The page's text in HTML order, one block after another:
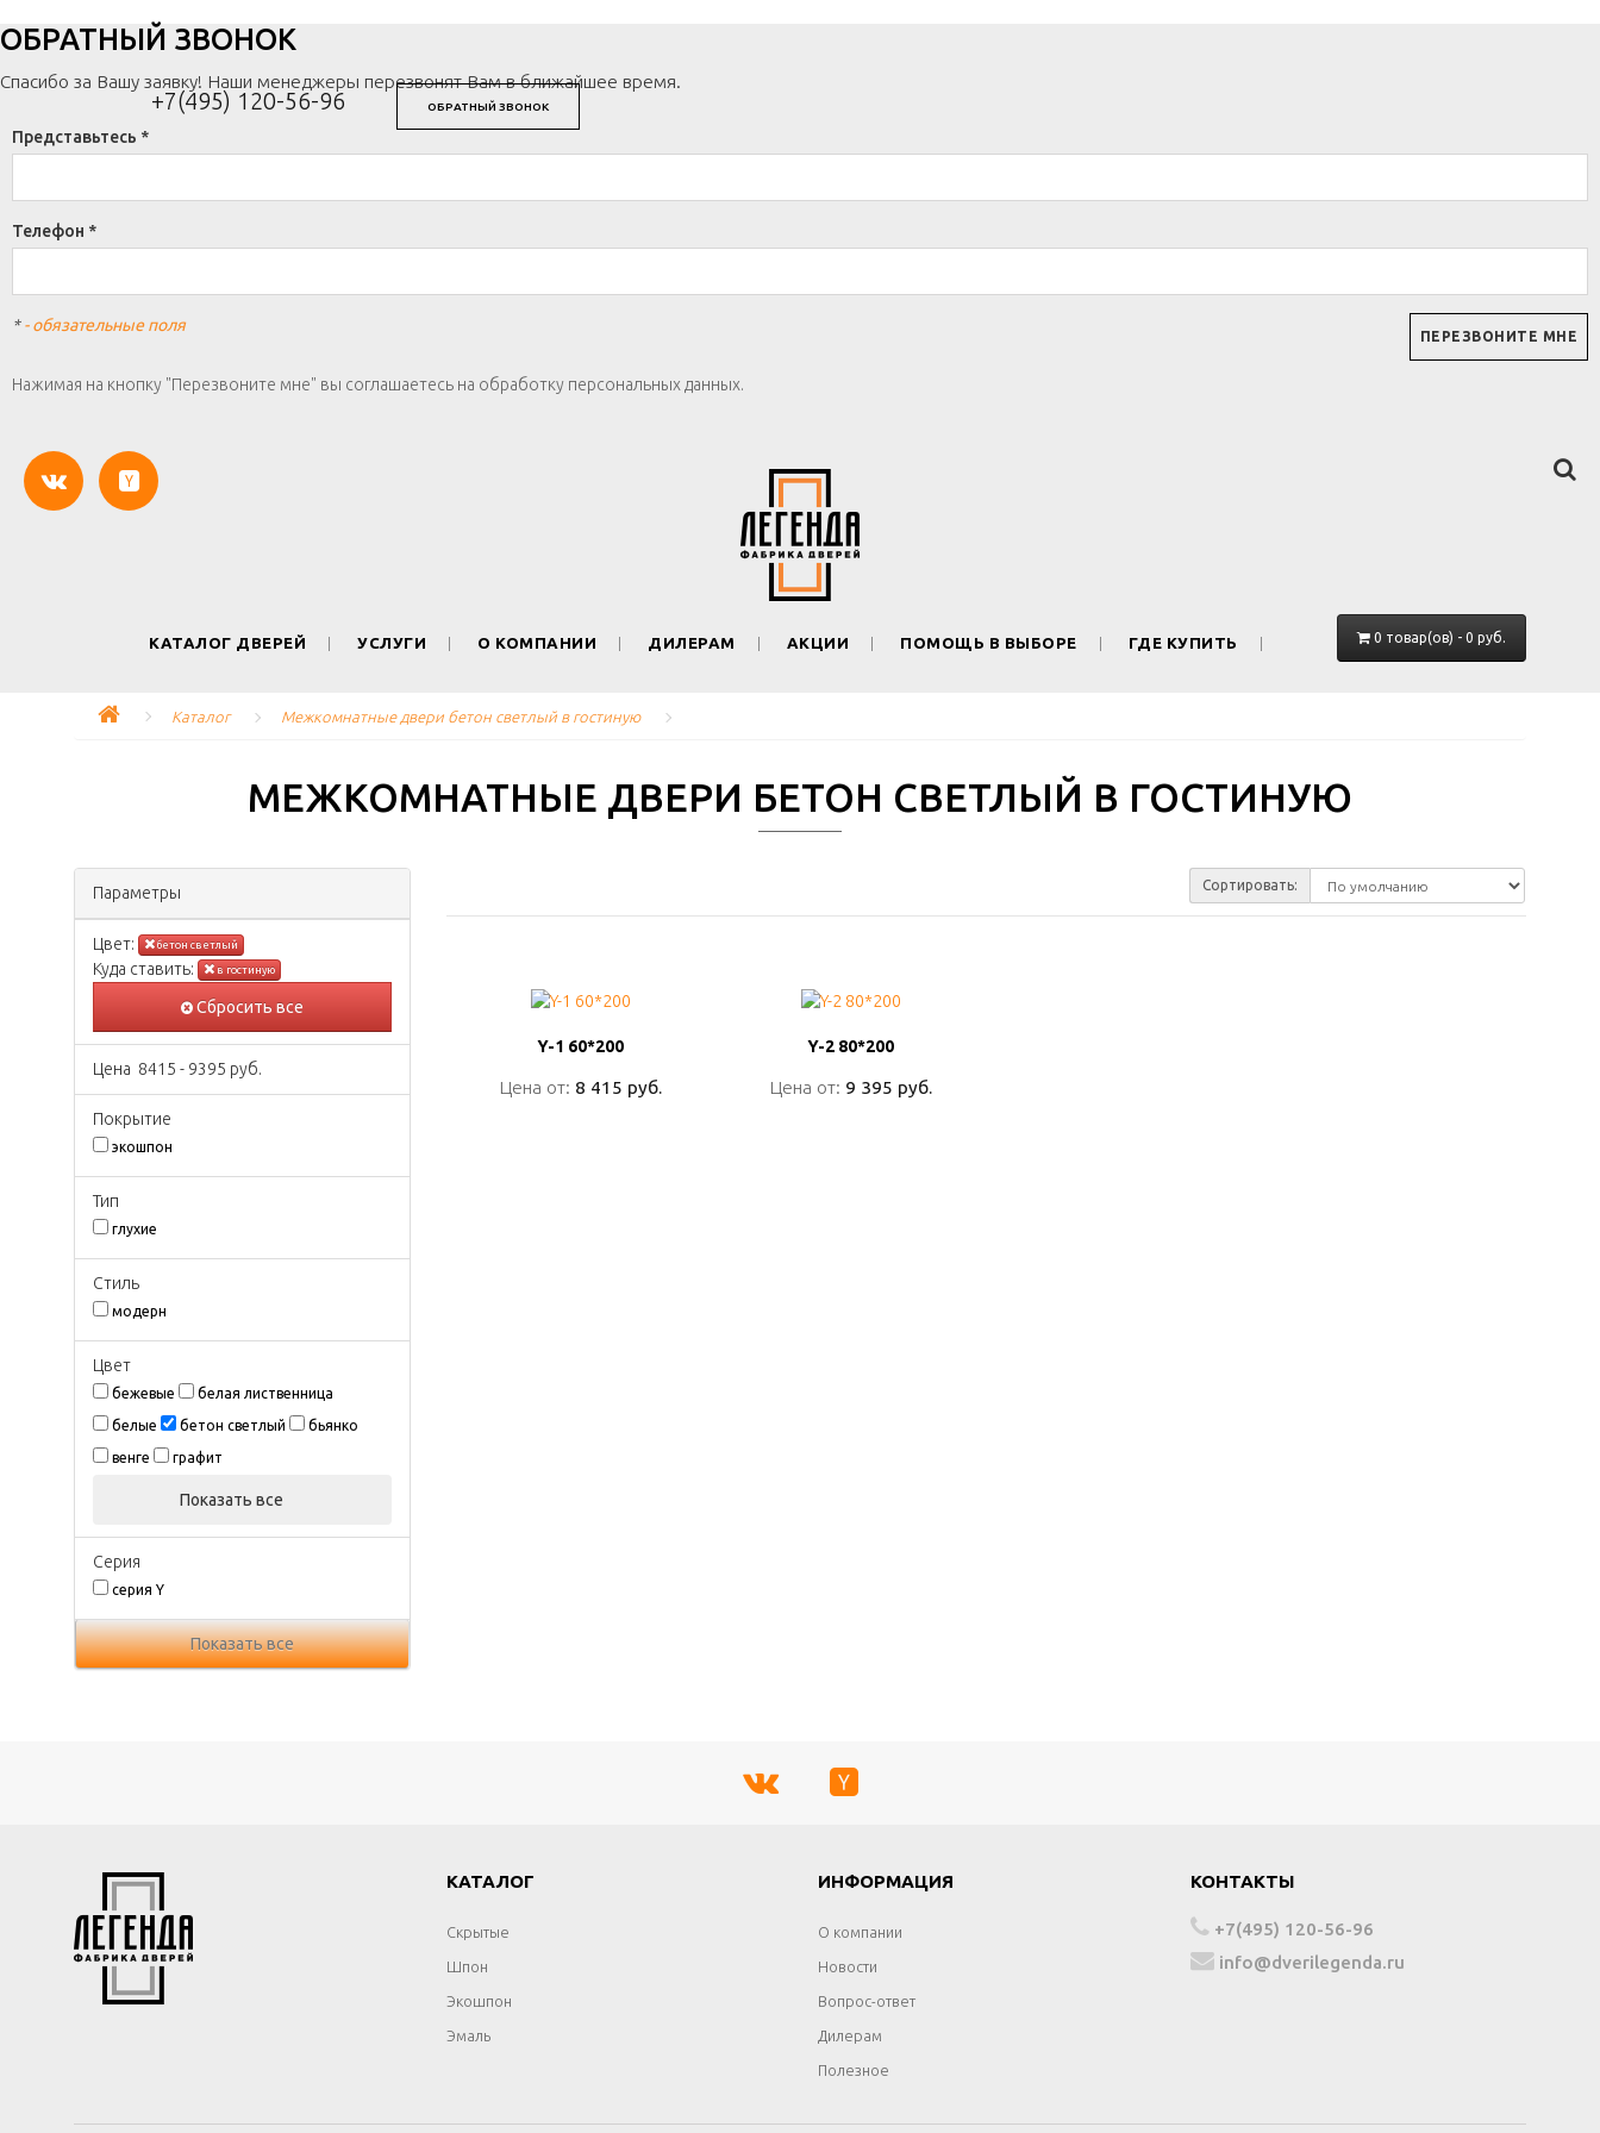
+7(495) 120-56-96 ОБРАТНЫЙ ЗВОНОК
ОБРАТНЫЙ ЗВОНОК
Спасибо за Вашу заявку! Наши менеджеры перезвонят Вам в ближайшее время.
Представьтесь *
Телефон *
*- обязательные поля
Нажимая на кнопку "Перезвоните мне" вы соглашаетесь на обработку персональных данных.
КАТАЛОГ ДВЕРЕЙ УСЛУГИ О КОМПАНИИ ДИЛЕРАМ АКЦИИ ПОМОЩЬ В ВЫБОРЕ ГДЕ КУПИТЬ 0 товар(ов) - 0 руб.
Каталог Межкомнатные двери бетон светлый в гостиную
МЕЖКОМНАТНЫЕ ДВЕРИ БЕТОН СВЕТЛЫЙ В ГОСТИНУЮ
Параметры
Цвeт: бетон светлый
Куда ставить: в гостиную
Сбросить все
Цена 8415 - 9395 руб.
Покрытиe
экошпон
Тип
глухие
Стиль
модерн
Цвeт
бежевые белая лиственница
белые бетон светлый бьянко
венге графит
Показать все
Серия
серия Y
Показать все
Сортировать:
Y-1 60*200
Цена от: 8 415 руб.
Y-1 60*200
Цена от: 8 415 руб.
Y-2 80*200
Цена от: 9 395 руб.
Y-2 80*200
Цена от: 9 395 руб.
КАТАЛОГ
Скрытые
Шпон
Экошпон
Эмаль
ИНФОРМАЦИЯ
О компании
Новости
Вопрос-ответ
Дилерам
Полезное
КОНТАКТЫ
+7(495) 120-56-96
info@dverilegenda.ru